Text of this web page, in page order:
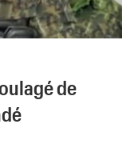
de